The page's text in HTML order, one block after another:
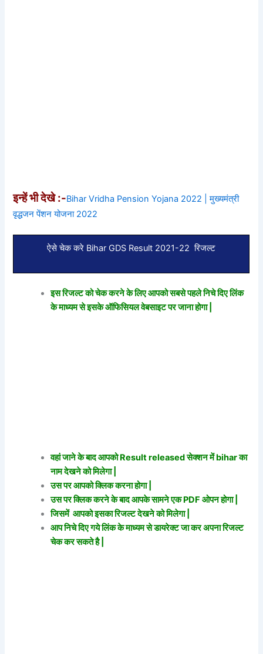
इन्हें भी देखे :-Bihar Vridha Pension Yojana 2022 | मुख्यमंत्री
वृद्धजन पेंशन योजना 2022
ऐसे चेक करे Bihar GDS Result 2021-22रिजल्ट
इस रिजल्ट को चेक करने के लिए आपको सबसे पहले निचे दिए लिंक
के माध्यम से इसके ऑफिसियल वेबसाइट पर जाना होगा |
वहां जाने के बाद आपको Result released सेक्शन में bihar का
नाम देखने को मिलेगा |
उस पर आपको क्लिक करना होगा |
उस पर क्लिक करने के बाद आपके सामने एक PDF ओपन होगा |
जिसमें आपको इसका रिजल्ट देखने को मिलेगा |
आप निचे दिए गये लिंक के माध्यम से डायरेक्ट जा कर अपना रिजल्ट
चेक कर सकते है |